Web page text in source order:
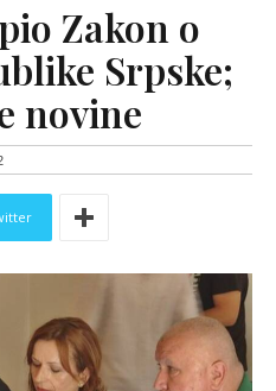
Zakon o
Srpske;
novine